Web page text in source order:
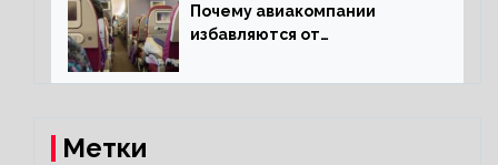
Почему авиакомпании
избавляются от
Метки